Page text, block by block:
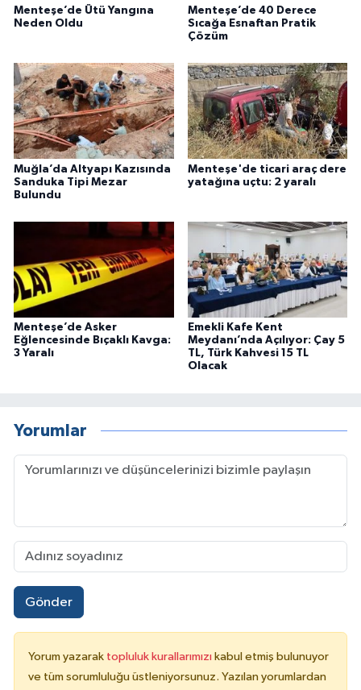
Menteşe’de Ütü Yangına
Neden Oldu
Menteşe’de 40 Derece
Sıcağa Esnaftan Pratik
Çözüm
Muğla’da Altyapı Kazısında
Sanduka Tipi Mezar
Bulundu
Menteşe'de ticari araç dere
yatağına uçtu: 2 yaralı
Menteşe’de Asker
Eğlencesinde Bıçaklı Kavga:
3 Yaralı
Emekli Kafe Kent
Meydanı’nda Açılıyor: Çay 5
TL, Türk Kahvesi 15 TL
Olacak
Yorumlar
Gönder
Yorum yazarak topluluk kurallarımızı kabul etmiş bulunuyor
ve tüm sorumluluğu üstleniyorsunuz. Yazılan yorumlardan